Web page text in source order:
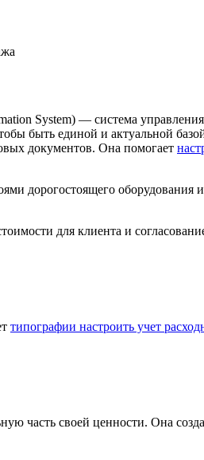
System) — система
быть единой и актуальной
документов. Она помогает
дорогостоящего оборудования и
для клиента и
типографии настроить учет
часть своей ценности. Она